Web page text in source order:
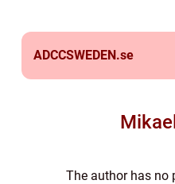
ADCCSWEDEN.se
The author has no